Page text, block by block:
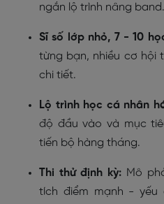
ngắn lộ trình nâng band.
Sĩ số lớp nhỏ, 7 - 10
từng bạn, nhiều cơ hội
chi tiết.
Lộ trình học cá nhân
độ đầu vào và mục
tiến bộ hàng tháng.
Thi thử định kỳ: Mô
tích điểm mạnh - yếu